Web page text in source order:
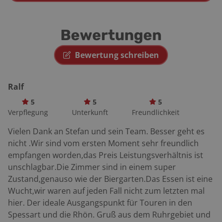
Hanau, um dann Richtung Hörstein und Mömbris in
den Spessart einzubiegen. Zügig erklimmen wir den
Hahnenkamm und zaubern perfekte Schräglagen auf
Verkehrsaufkommen hält sich in Grenzen, und wir
können die Kurverei in vollen Zügen genießen. Die
Römer taten sich am Hahnenkamm viel schwerer. Wie
ein keltischer Ringwall westlich von Hemsbach belegt,
bissen sich ihre Legionen hier die Zähne aus. Schon
4000 Jahre vor Christus war der westliche Spessart
besiedelt. Im Wald oberhalb Schimborns finden sich
Hügelgräber aus der Bronzezeit, die 20 Jahrhunderte
vor unserer Zeitrechnung angelegt wurden. Es war
eine raue Gegend, dieses riesige Waldgebiet, das erst
mit der Christianisierung und der Errichtung von
Klöstern allmählich erschlossen wurde. Karl der Große
Schloss ist eine Wasserburg, das Neue Schloss ein
ehemaliger Witwensitz. Schlüchtern: Weithin
sichtbares Kennzeichen sind die drei Stadttürme.
Etappe Bad Brückenau – Steinau: Kurventraum
Bewertungen
Bewertung schreiben
Ralf
5
Verpflegung
5
Unterkunft
5
Freundlichkeit
Vielen Dank an Stefan und sein Team. Besser geht es
nicht .Wir sind vom ersten Moment sehr freundlich
empfangen worden,das Preis Leistungsverhältnis ist
unschlagbar.Die Zimmer sind in einem super
Zustand,genauso wie der Biergarten.Das Essen ist eine
Wucht,wir waren auf jeden Fall nicht zum letzten mal
hier. Der ideale Ausgangspunkt für Touren in den
Spessart und die Rhön. Gruß aus dem Ruhrgebiet und